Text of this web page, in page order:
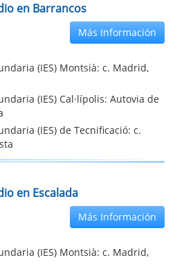
en Barrancos
Más Información
(IES) Montsià: c. Madrid,
(IES) Cal·lípolis: Autovia de
(IES) de Tecnificació: c.
en Escalada
Más Información
(IES) Montsià: c. Madrid,